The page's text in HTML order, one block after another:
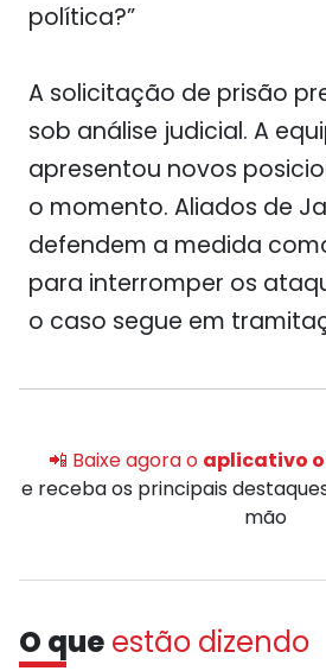
política?”
A solicitação de prisão
sob análise judicial. A
apresentou novos
o momento. Aliados de
defendem a medida
para interromper os
o caso segue em
📲 Baixe agora o aplicativo
e receba os principais
mão
O que estão dizendo